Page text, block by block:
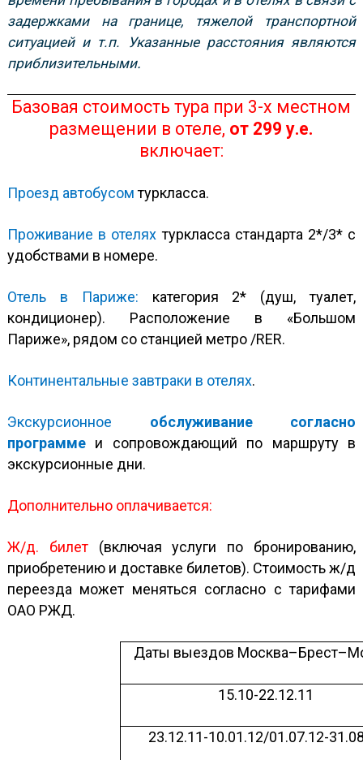
задержками на границе, тяжелой транспортной
ситуацией и т.п. Указанные расстояния являются
приблизительными.
Базовая стоимостьтура при 3-х местном
размещении в отеле, от 299 у.е.
включает:
Проезд автобусом туркласса.
Проживание в отелях туркласса стандарта 2*/3* с
удобствами в номере.
Отель в Париже:
категория 2* (душ, туалет,
кондиционер). Расположение в «Большом
Париже», рядом со станцией метро /RER.
Континентальные завтраки в отелях.
Экскурсионное
обслуживание согласно
программе и сопровождающий по маршруту в
экскурсионные дни.
Дополнительно оплачивается:
Ж/д. билет
(включая услуги по бронированию,
приобретению и доставке билетов). Стоимость ж/д
переезда может меняться согласно с тарифами
ОАО РЖД.
Даты выездов
15.10-22.12.11
23.12.11-10.01.12/01.07.12-